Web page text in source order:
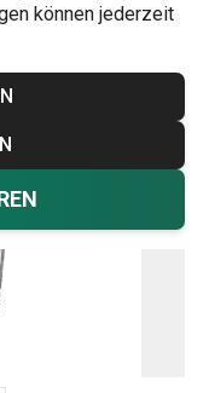
können jederzeit